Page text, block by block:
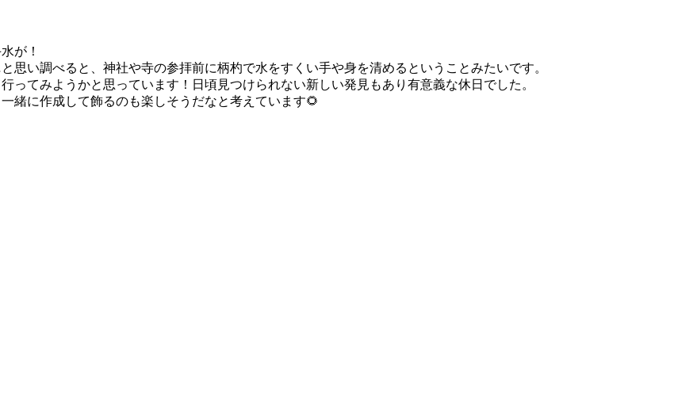
が！
い調べると、神社や寺の参拝前に柄杓で水をすくい手や身を清めるということみたいです。
ってみようかと思っています！日頃見つけられない新しい発見もあり有意義な休日でした。
緒に作成して飾るのも楽しそうだなと考えています🌻